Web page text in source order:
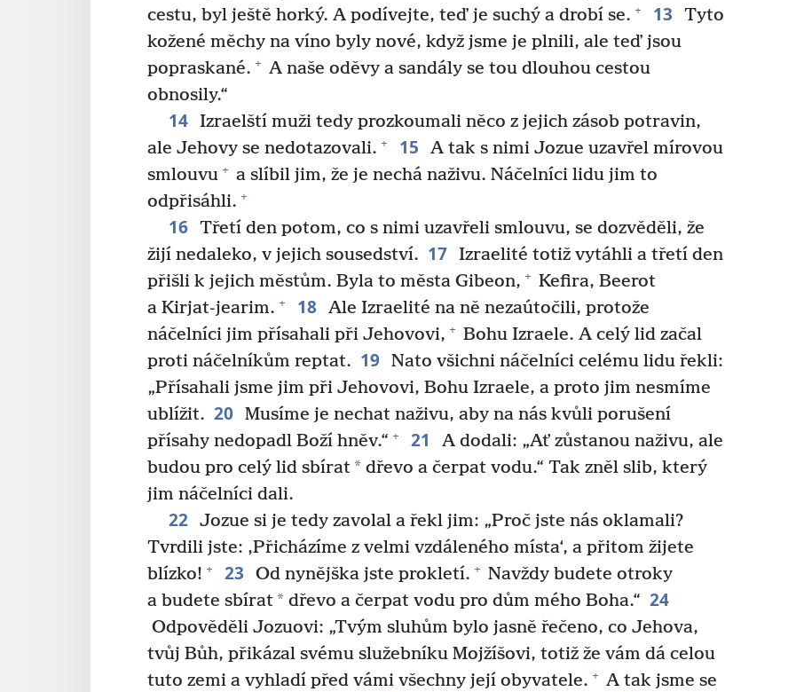
cestu, byl ještě horký. A podívejte, teď je suchý a drobí se. + 13
Tyto
kožené měchy na víno byly nové, když jsme je plnili, ale teď jsou
popraskané. + A naše oděvy a sandály se tou dlouhou cestou
obnosily.“
14 Izraelští muži tedy prozkoumali něco z jejich zásob potravin,
ale Jehovy se nedotazovali. + 15
A tak s nimi Jozue uzavřel mírovou
smlouvu + a slíbil jim, že je nechá naživu. Náčelníci lidu jim to
odpřisáhli. +
16 Třetí den potom, co s nimi uzavřeli smlouvu, se dozvěděli, že
žijí nedaleko, v jejich sousedství. 17 Izraelité totiž vytáhli a třetí den
přišli k jejich městům. Byla to města Gibeon, + Kefira, Beerot
a Kirjat-jearim. + 18 Ale Izraelité na ně nezaútočili, protože
náčelníci jim přísahali při Jehovovi, + Bohu Izraele. A celý lid začal
proti náčelníkům reptat. 19 Nato všichni náčelníci celému lidu řekli:
„Přísahali jsme jim při Jehovovi, Bohu Izraele, a proto jim nesmíme
ublížit. 20 Musíme je nechat naživu, aby na nás kvůli porušení
přísahy nedopadl Boží hněv.“ + 21
A dodali: „Ať zůstanou naživu, ale
budou pro celý lid sbírat* dřevo a čerpat vodu.“ Tak zněl slib, který
jim náčelníci dali.
22 Jozue si je tedy zavolal a řekl jim: „Proč jste nás oklamali?
Tvrdili jste: ‚Přicházíme z velmi vzdáleného místa‘, a přitom žijete
blízko! + 23 Od nynějška jste prokletí. + Navždy budete otroky
a budete sbírat* dřevo a čerpat vodu pro dům mého Boha.“ 24
Odpověděli Jozuovi: „Tvým sluhům bylo jasně řečeno, co Jehova,
tvůj Bůh, přikázal svému služebníku Mojžíšovi, totiž že vám dá celou
tuto zemi a vyhladí před vámi všechny její obyvatele. + A tak jsme se